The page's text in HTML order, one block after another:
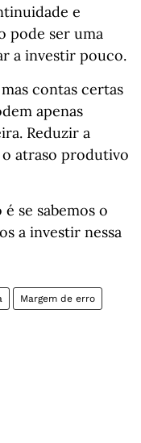
e
pode ser uma
a investir pouco.
contas certas
apenas
Reduzir a
atraso produtivo
se sabemos o
a investir nessa
Margem de erro